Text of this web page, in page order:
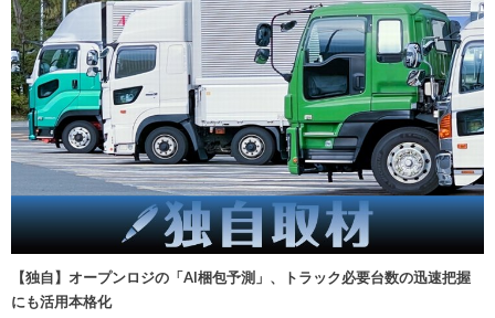
【独自】オープンロジの「AI梱包予測」、トラック必要台数の迅速把握
にも活用本格化